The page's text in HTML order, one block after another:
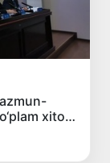
xitoy